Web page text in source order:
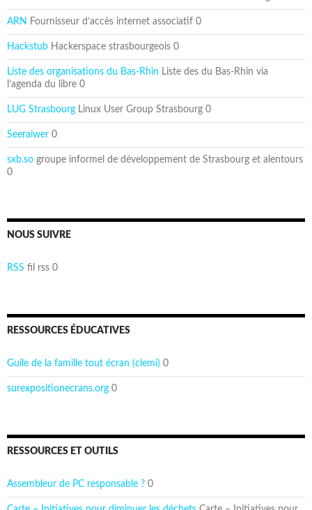
ARN Fournisseur d’accès internet associatif 0
Hackstub Hackerspace strasbourgeois 0
Liste des organisations du Bas-Rhin Liste des du Bas-Rhin via
l’agenda du libre 0
LUG Strasbourg Linux User Group Strasbourg 0
Seeraiwer 0
sxb.so groupe informel de développement de Strasbourg et alentours
0
NOUS SUIVRE
RSS fil rss 0
RESSOURCES ÉDUCATIVES
Guile de la famille tout écran (clemi) 0
surexpositionecrans.org 0
RESSOURCES ET OUTILS
Assembleur de PC responsable ? 0